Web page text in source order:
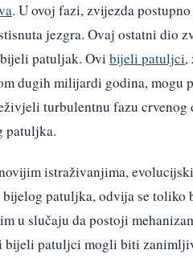
. U ovoj fazi, zvijezda
jezgra. Ovaj ostatni dio
patuljak. Ovi bijeli patuljci,
dugih milijardi godina, mogu
turbulentnu fazu
patuljka.
istraživanjima,
patuljka, odvija se
u slučaju da postoji
bijeli patuljci mogli biti